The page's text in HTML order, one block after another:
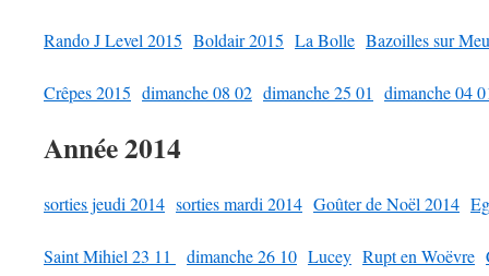
Rando J Level 2015 Boldair 2015 La Bolle Bazoilles sur
Crêpes 2015 dimanche 08 02 dimanche 25 01 dimanche 04
Année 2014
sorties jeudi 2014 sorties mardi 2014 Goûter de Noël 2014
Saint Mihiel 23 11 dimanche 26 10 Lucey Rupt en Woëvre